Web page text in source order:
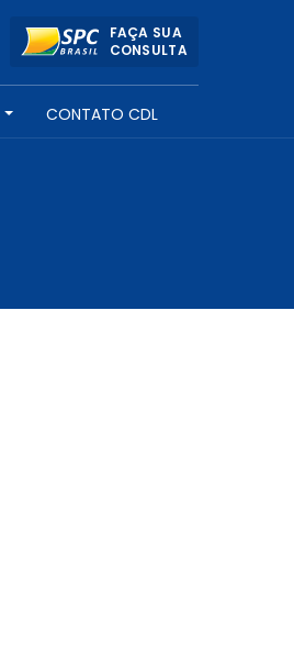
FAÇA SUA
CONSULTA
CONTATO CDL